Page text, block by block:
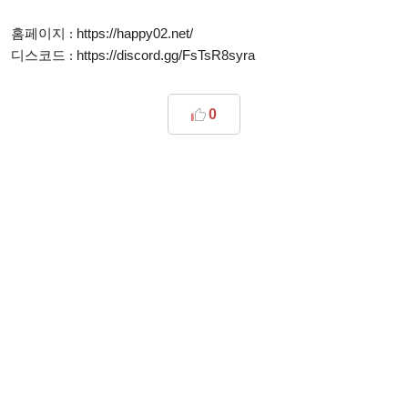
홈페이지 : https://happy02.net/
디스코드 : https://discord.gg/FsTsR8syra
0